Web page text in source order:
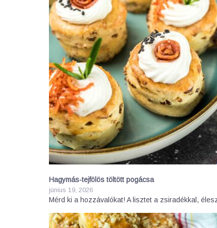
Hagymás-tejfölös töltött pogácsa
június 19, 2026
Mérd ki a hozzávalókat! A lisztet a zsiradékkal,